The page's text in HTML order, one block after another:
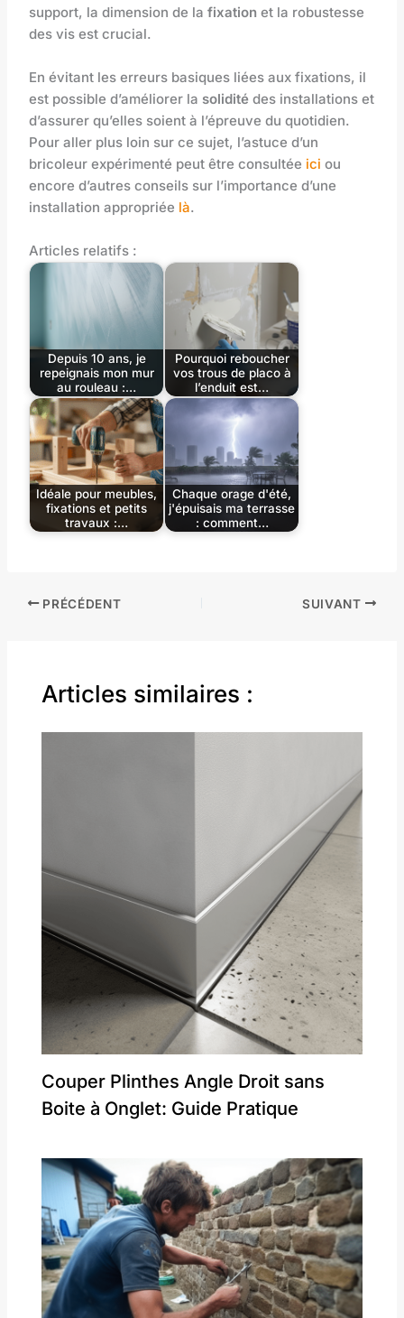
support, la dimension de lafixation et la robustesse
des vis est crucial.
En évitant les erreurs basiques liées aux fixations, il
est possible d’améliorer la solidité des installations et
d’assurer qu’elles soient à l’épreuve du quotidien.
Pour aller plus loin sur ce sujet, l’astuce d’un
bricoleur expérimenté peut être consultée ici ou
encore d’autres conseils sur l’importance d’une
installation appropriée là.
Articles relatifs :
Depuis 10 ans, je
repeignais mon mur
au rouleau :…
Pourquoi reboucher
vos trous de placo à
l’enduit est…
Idéale pour meubles,
fixations et petits
travaux :…
Chaque orage d'été,
j'épuisais ma terrasse
: comment…
PRÉCÉDENT SUIVANT
Articles similaires :
Couper Plinthes Angle Droit sans
Boite à Onglet: Guide Pratique